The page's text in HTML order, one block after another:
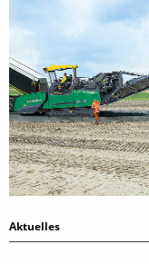
Aktuelles